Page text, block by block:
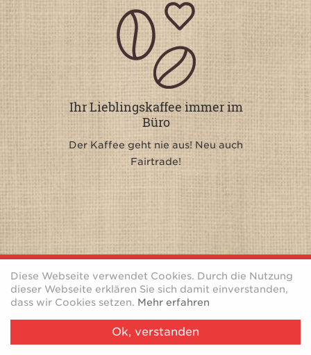
Diese Webseite verwendet Cookies. Durch die Nutzung
dieser Webseite erklären Sie sich damit einverstanden,
dass wir Cookies setzen. Mehr erfahren
Ok, verstanden
Ihr Lieblingskaffee immer im
Büro
Der Kaffee geht nie aus! Neu auch
Fairtrade!